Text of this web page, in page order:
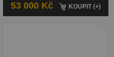
53 000 Kč KOUPIT (+)